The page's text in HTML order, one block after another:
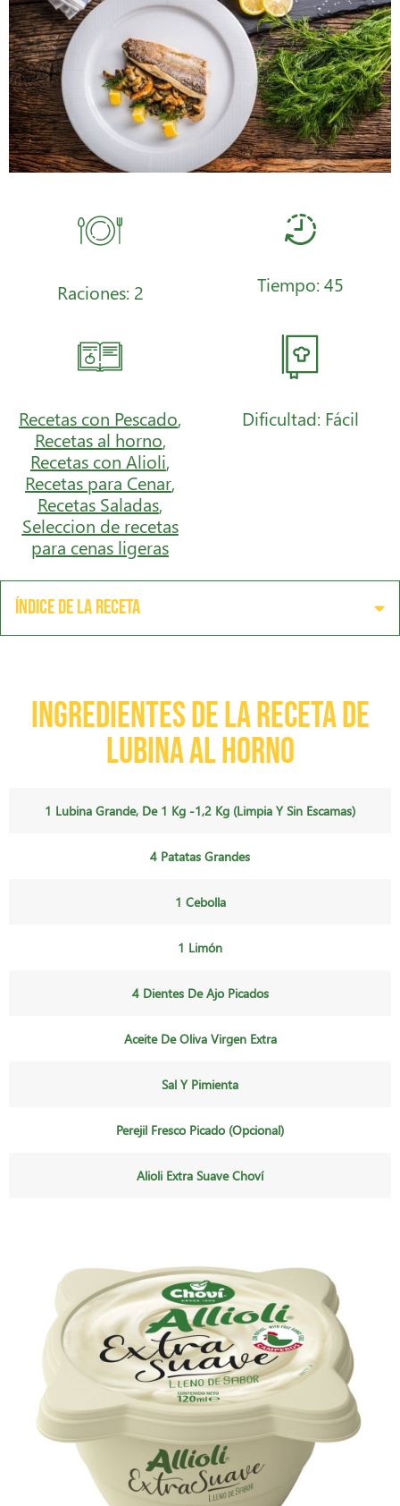
Raciones: 2 Tiempo: 45
Recetas con Pescado,
Recetas al horno,
Recetas con Alioli,
Recetas para Cenar,
Recetas Saladas,
Seleccion de recetas
para cenas ligeras
Dificultad: Fácil
Índice de la receta
Ingredientes de la receta de
lubina al horno
1 Lubina Grande, De 1 Kg -1,2 Kg (limpia Y Sin Escamas)
4 Patatas Grandes
1 Cebolla
1 Limón
4 Dientes De Ajo Picados
Aceite De Oliva Virgen Extra
Sal Y Pimienta
Perejil Fresco Picado (opcional)
Alioli Extra Suave Choví